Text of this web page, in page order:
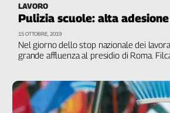
LAVORO
Pulizia scuole: alta
Nel giorno dello stop nazionale dei
grande affluenza al presidio di Roma.
15 OTTOBRE, 2019